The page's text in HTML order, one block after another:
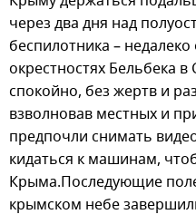
через два дня над
беспилотника –
окрестностях Бельбека
спокойно, без жертв и
взволновав местных и
предпочли снимать
кидаться к машинам,
Крыма.Последующие
крымском небе